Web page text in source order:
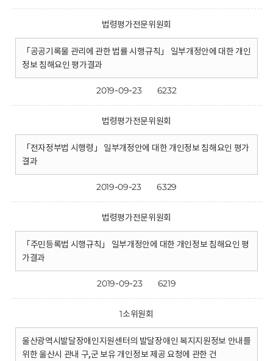
법령평가전문위원회
「공공기록물 관리에 관한 법률 시행규칙」 일부개정안에 대한 개인
정보 침해요인 평가결과
2019-09-23 6232
법령평가전문위원회
「전자정부법 시행령」 일부개정안에 대한 개인정보 침해요인 평가
결과
2019-09-23 6329
법령평가전문위원회
「주민등록법 시행규칙」 일부개정안에 대한 개인정보 침해요인 평
가결과
2019-09-23 6219
1소위원회
울산광역시발달장애인지원센터의 발달장애인 복지지원정보 안내를
위한 울산시 관내 구,군 보유 개인정보 제공 요청에 관한 건